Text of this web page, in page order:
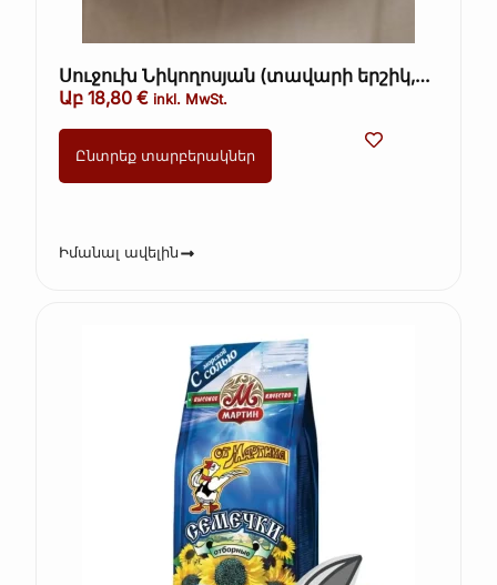
Սուջուխ Նիկողոսյան (տավարի երշիկ,
սխտորով երշիկ) ամբողջական 36€/1կգ
Աբ 18,80€ inkl. MwSt.
Ընտրեք տարբերակներ
Իմանալ ավելին